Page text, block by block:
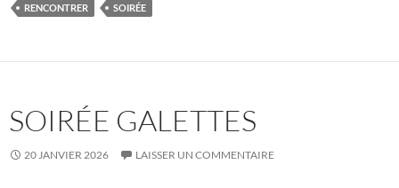
RENCONTRER
SOIRÉE
SOIRÉE GALETTES
20 JANVIER 2026 LAISSER UN COMMENTAIRE